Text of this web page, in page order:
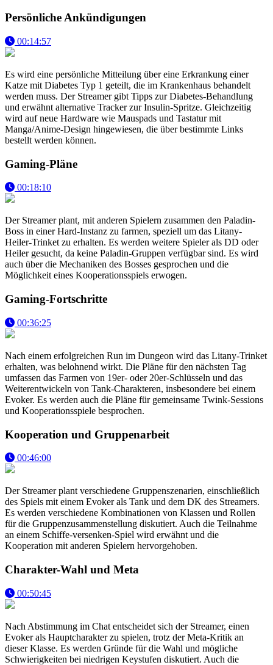
Persönliche Ankündigungen
00:14:57
Es wird eine persönliche Mitteilung über eine Erkrankung einer
Katze mit Diabetes Typ 1 geteilt, die im Krankenhaus behandelt
werden muss. Der Streamer gibt Tipps zur Diabetes-Behandlung
und erwähnt alternative Tracker zur Insulin-Spritze. Gleichzeitig
wird auf neue Hardware wie Mauspads und Tastatur mit
Manga/Anime-Design hingewiesen, die über bestimmte Links
bestellt werden können.
Gaming-Pläne
00:18:10
Der Streamer plant, mit anderen Spielern zusammen den Paladin-
Boss in einer Hard-Instanz zu farmen, speziell um das Litany-
Heiler-Trinket zu erhalten. Es werden weitere Spieler als DD oder
Heiler gesucht, da keine Paladin-Gruppen verfügbar sind. Es wird
auch über die Mechaniken des Bosses gesprochen und die
Möglichkeit eines Kooperationsspiels erwogen.
Gaming-Fortschritte
00:36:25
Nach einem erfolgreichen Run im Dungeon wird das Litany-Trinket
erhalten, was belohnend wirkt. Die Pläne für den nächsten Tag
umfassen das Farmen von 19er- oder 20er-Schlüsseln und das
Weiterentwickeln von Tank-Charakteren, insbesondere bei einem
Evoker. Es werden auch die Pläne für gemeinsame Twink-Sessions
und Kooperationsspiele besprochen.
Kooperation und Gruppenarbeit
00:46:00
Der Streamer plant verschiedene Gruppenszenarien, einschließlich
des Spiels mit einem Evoker als Tank und dem DK des Streamers.
Es werden verschiedene Kombinationen von Klassen und Rollen
für die Gruppenzusammenstellung diskutiert. Auch die Teilnahme
an einem Schiffe-versenken-Spiel wird erwähnt und die
Kooperation mit anderen Spielern hervorgehoben.
Charakter-Wahl und Meta
00:50:45
Nach Abstimmung im Chat entscheidet sich der Streamer, einen
Evoker als Hauptcharakter zu spielen, trotz der Meta-Kritik an
dieser Klasse. Es werden Gründe für die Wahl und mögliche
Schwierigkeiten bei niedrigen Keystufen diskutiert. Auch die